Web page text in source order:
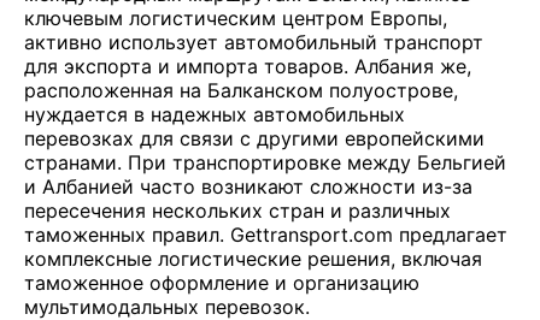
ключевым логистическим центром Европы,
активно использует автомобильный транспорт
для экспорта и импорта товаров. Албания же,
расположенная на Балканском полуострове,
нуждается в надежных автомобильных
перевозках для связи с другими европейскими
странами. При транспортировке между Бельгией
и Албанией часто возникают сложности из-за
пересечения нескольких стран и различных
таможенных правил. Gettransport.com предлагает
комплексные логистические решения, включая
таможенное оформление и организацию
мультимодальных перевозок.